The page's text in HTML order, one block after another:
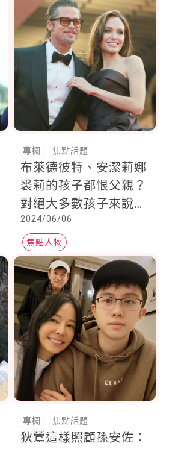
專欄 焦點話題
布萊德彼特、安潔莉娜
裘莉的孩子都恨父親？
對絕大多數孩子來說，
仇恨父母並非自然而然
產生的，而是被教導出
來的
2024/06/06
焦點人物
專欄 焦點話題
狄鶯這樣照顧孫安佐：